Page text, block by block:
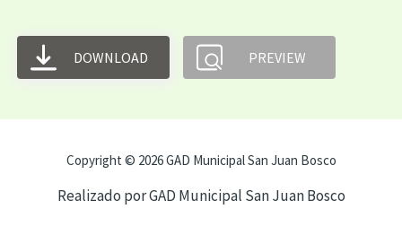
DOWNLOAD PREVIEW
Copyright © 2026 GAD Municipal San Juan Bosco
Realizado por GAD Municipal San Juan Bosco